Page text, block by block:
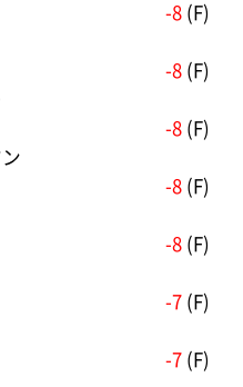
-8 (F)
-8 (F)
-8 (F)
-8 (F)
-8 (F)
-7 (F)
-7 (F)